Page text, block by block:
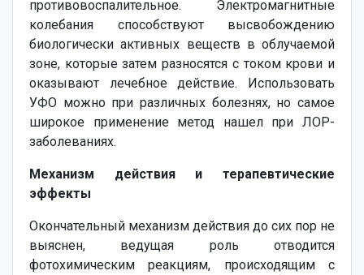
противовоспалительное. Электромагнитные
колебания способствуют высвобождению
биологически активных веществ в облучаемой
зоне, которые затем разносятся с током крови и
оказывают лечебное действие. Использовать
УФО можно при различных болезнях, но самое
широкое применение метод нашел при ЛОР-
заболеваниях.
Механизм действия и терапевтические
эффекты
Окончательный механизм действия до сих пор не
выяснен, ведущая роль отводится
фотохимическим реакциям, происходящим с